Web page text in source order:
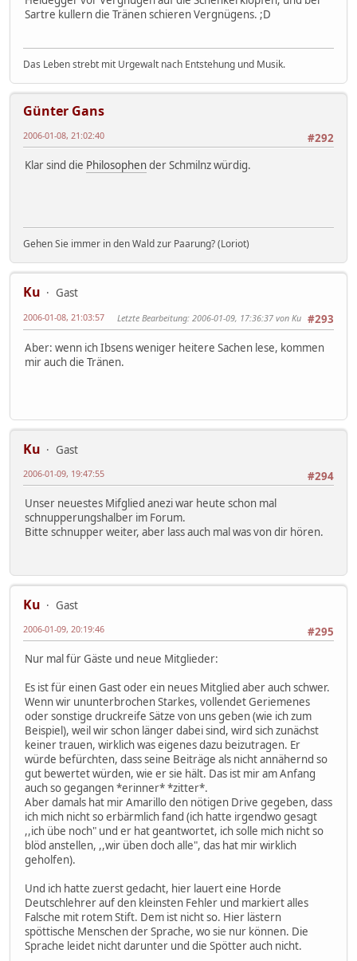
Sartre kullern die Tränen schieren Vergnügens. ;D
Das Leben strebt mit Urgewalt nach Entstehung und Musik.
Günter Gans
#292
2006-01-08, 21:02:40
Klar sind die Philosophender Schmilnz würdig.
Gehen Sie immer in den Wald zur Paarung? (Loriot)
Ku
Gast
#293
2006-01-08, 21:03:57 Letzte Bearbeitung: 2006-01-09, 17:36:37 von Ku
Aber: wenn ich Ibsens weniger heitere Sachen lese, kommen
mir auch die Tränen.
Ku
Gast
#294
2006-01-09, 19:47:55
Unser neuestes Mifglied anezi war heute schon mal
schnupperungshalber im Forum.
Bitte schnupper weiter, aber lass auch mal was von dir hören.
Ku
Gast
#295
2006-01-09, 20:19:46
Nur mal für Gäste und neue Mitglieder:
Es ist für einen Gast oder ein neues Mitglied aber auch schwer.
Wenn wir ununterbrochen Starkes, vollendet Geriemenes
oder sonstige druckreife Sätze von uns geben (wie ich zum
Beispiel), weil wir schon länger dabei sind, wird sich zunächst
keiner trauen, wirklich was eigenes dazu beizutragen. Er
würde befürchten, dass seine Beiträge als nicht annähernd so
gut bewertet würden, wie er sie hält. Das ist mir am Anfang
auch so gegangen *erinner* *zitter*.
Aber damals hat mir Amarillo den nötigen Drive gegeben, dass
ich mich nicht so erbärmlich fand (ich hatte irgendwo gesagt
,,ich übe noch" und er hat geantwortet, ich solle mich nicht so
blöd anstellen, ,,wir üben doch alle", das hat mir wirklich
geholfen).
Und ich hatte zuerst gedacht, hier lauert eine Horde
Deutschlehrer auf den kleinsten Fehler und markiert alles
Falsche mit rotem Stift. Dem ist nicht so. Hier lästern
spöttische Menschen der Sprache, wo sie nur können. Die
Sprache leidet nicht darunter und die Spötter auch nicht.